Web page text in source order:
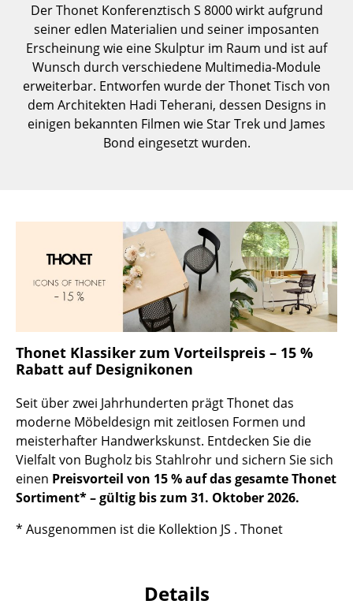
... alle Tische
Aufbewahren
Regale & Schränke
Bücherregale
Wandregale
Beistell- & Rollcontainer
Garderoben
Kleinaufbewahrung
Einzelteile
... alle Aufbewahrungsmöbel
Licht
Hängeleuchten & Deckenleuchten
Tischleuchten
Schreibtischleuchten
Der Thonet Konferenztisch S 8000 wirkt aufgrund
seiner edlen Materialien und seiner imposanten
Erscheinung wie eine Skulptur im Raum und ist auf
Wunsch durch verschiedene Multimedia-Module
erweiterbar. Entworfen wurde der Thonet Tisch von
dem Architekten Hadi Teherani, dessen Designs in
einigen bekannten Filmen wie Star Trek und James
Bond eingesetzt wurden.
Thonet Klassiker zum Vorteilspreis – 15 %
Rabatt auf Designikonen
Seit über zwei Jahrhunderten prägt Thonet das
moderne Möbeldesign mit zeitlosen Formen und
meisterhafter Handwerkskunst. Entdecken Sie die
Vielfalt von Bugholz bis Stahlrohr und sichern Sie sich
einen Preisvorteil von 15 % auf das gesamte Thonet
Sortiment* – gültig bis zum 31. Oktober 2026.
* Ausgenommen ist die Kollektion JS . Thonet
Details